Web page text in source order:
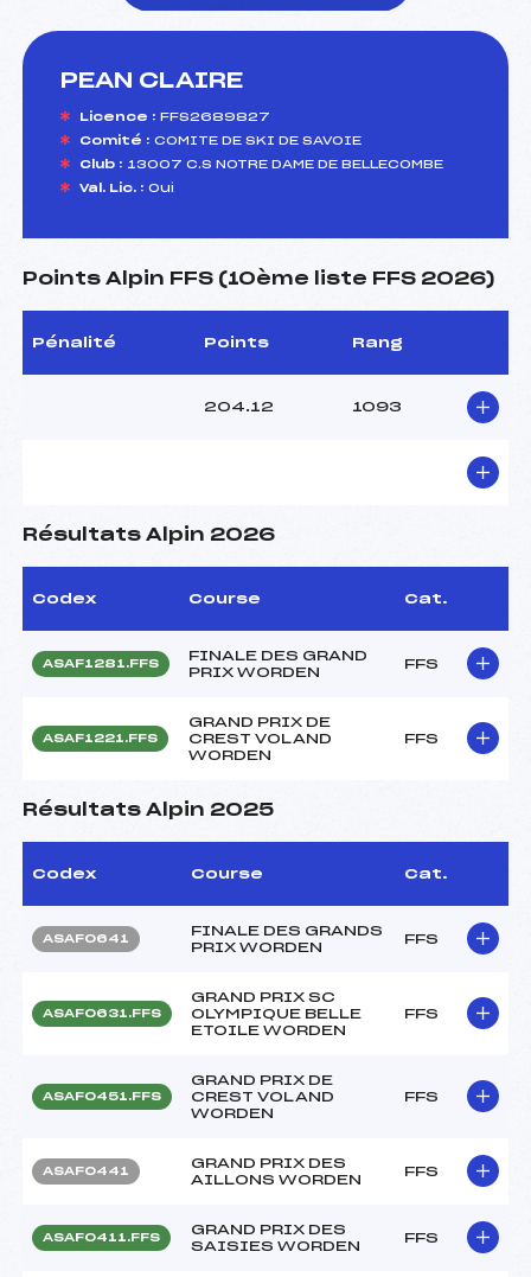
PEAN CLAIRE
Licence : FFS2689827
Comité : COMITE DE SKI DE SAVOIE
Club : 13007 C.S NOTRE DAME DE BELLECOMBE
Val. Lic. : Oui
Points Alpin FFS (10ème liste FFS 2026)
Pénalité Points Rang
204.12 1093
Résultats Alpin 2026
Codex Course Cat.
ASAF1281.FFS
FINALE DES GRAND
PRIX WORDEN
FFS
ASAF1221.FFS
GRAND PRIX DE
CREST VOLAND
WORDEN
FFS
Résultats Alpin 2025
Codex Course Cat.
ASAF0641
FINALE DES GRANDS
PRIX WORDEN
FFS
ASAF0631.FFS
GRAND PRIX SC
OLYMPIQUE BELLE
ETOILE WORDEN
FFS
ASAF0451.FFS
GRAND PRIX DE
CREST VOLAND
WORDEN
FFS
ASAF0441
GRAND PRIX DES
AILLONS WORDEN
FFS
ASAF0411.FFS
GRAND PRIX DES
SAISIES WORDEN
FFS